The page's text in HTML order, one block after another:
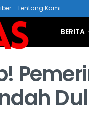
Tentang Kami
BERITA